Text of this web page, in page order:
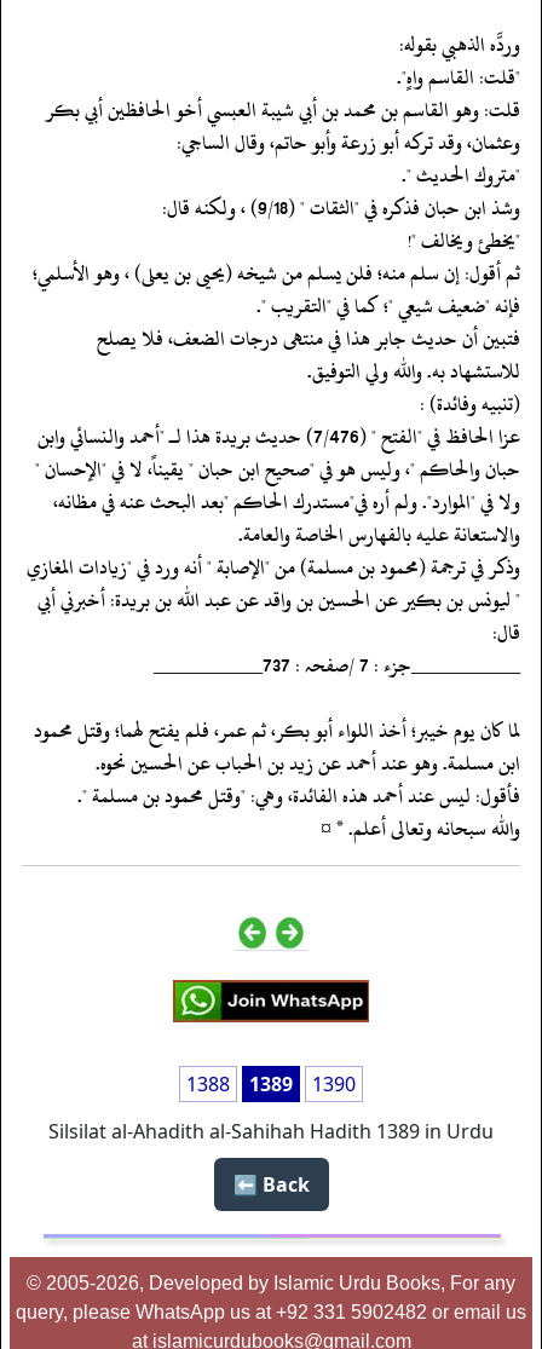
‏‏‏‏وردَّه الذهبي بقوله:
‏‏‏‏"قلت: القاسم واهٍ".
‏‏‏‏قلت: وهو القاسم بن محمد بن أبي شيبة العبسي أخو الحافظين أبي بكر
‏‏‏‏وعثمان، وقد تركه أبو زرعة وأبو حاتم، وقال الساجي:
‏‏‏‏"متروك الحديث ".
‏‏‏‏وشذ ابن حبان فذكره في "الثقات " (9/18) ، ولكنه قال:
‏‏‏‏"يخطئ ويخالف "!
‏‏‏‏ثم أقول: إن سلم منه؛ فلن يسلم من شيخه (يحيى بن يعلى) ، وهو الأسلمي؛
فإنه "ضعيف شيعي "؛ كما في "التقريب ".
‏‏‏‏فتبين أن حديث جابر هذا في منتهى درجات الضعف، فلا يصلح
‏‏‏‏للاستشهاد به. والله ولي التوفيق.
‏‏‏‏(تنبيه وفائدة) :
‏‏‏‏عزا الحافظ في "الفتح " (7/476) حديث بريدة هذا لـ "أحمد والنسائي وابن
حبان والحاكم "، وليس هو في "صحيح ابن حبان " يقيناً، لا في "الإحسان "
ولا في "الموارد". ولم أره في"مستدرك الحاكم "بعد البحث عنه في مظانه،
والاستعانة عليه بالفهارس الخاصة والعامة.
‏‏‏‏وذكر في ترجمة (محمود بن مسلمة) من "الإصابة " أنه ورد في "زيادات المغازي
" ليونس بن بكير عن الحسين بن واقد عن عبد الله بن بريدة: أخبرني أبي
قال:
‏‏‏‏__________جزء : 7 /صفحہ : 737__________
‏‏‏‏لما كان يوم خيبر؛ أخذ اللواء أبو بكر، ثم عمر، فلم يفتح لهما؛ وقتل محمود
‏‏‏‏ابن مسلمة. وهو عند أحمد عن زيد بن الحباب عن الحسين نحوه.
‏‏‏‏فأقول: ليس عند أحمد هذه الفائدة، وهي: "وقتل محمود بن مسلمة ".
‏‏‏‏والله سبحانه وتعالى أعلم. * ¤
1388 1389
1390
Silsilat al-Ahadith al-Sahihah Hadith 1389 in Urdu
Back ⬅️
© 2005-2026, Developed by Islamic Urdu Books, For any
query, please WhatsApp us at +92 331 5902482 or email us
at islamicurdubooks@gmail.com